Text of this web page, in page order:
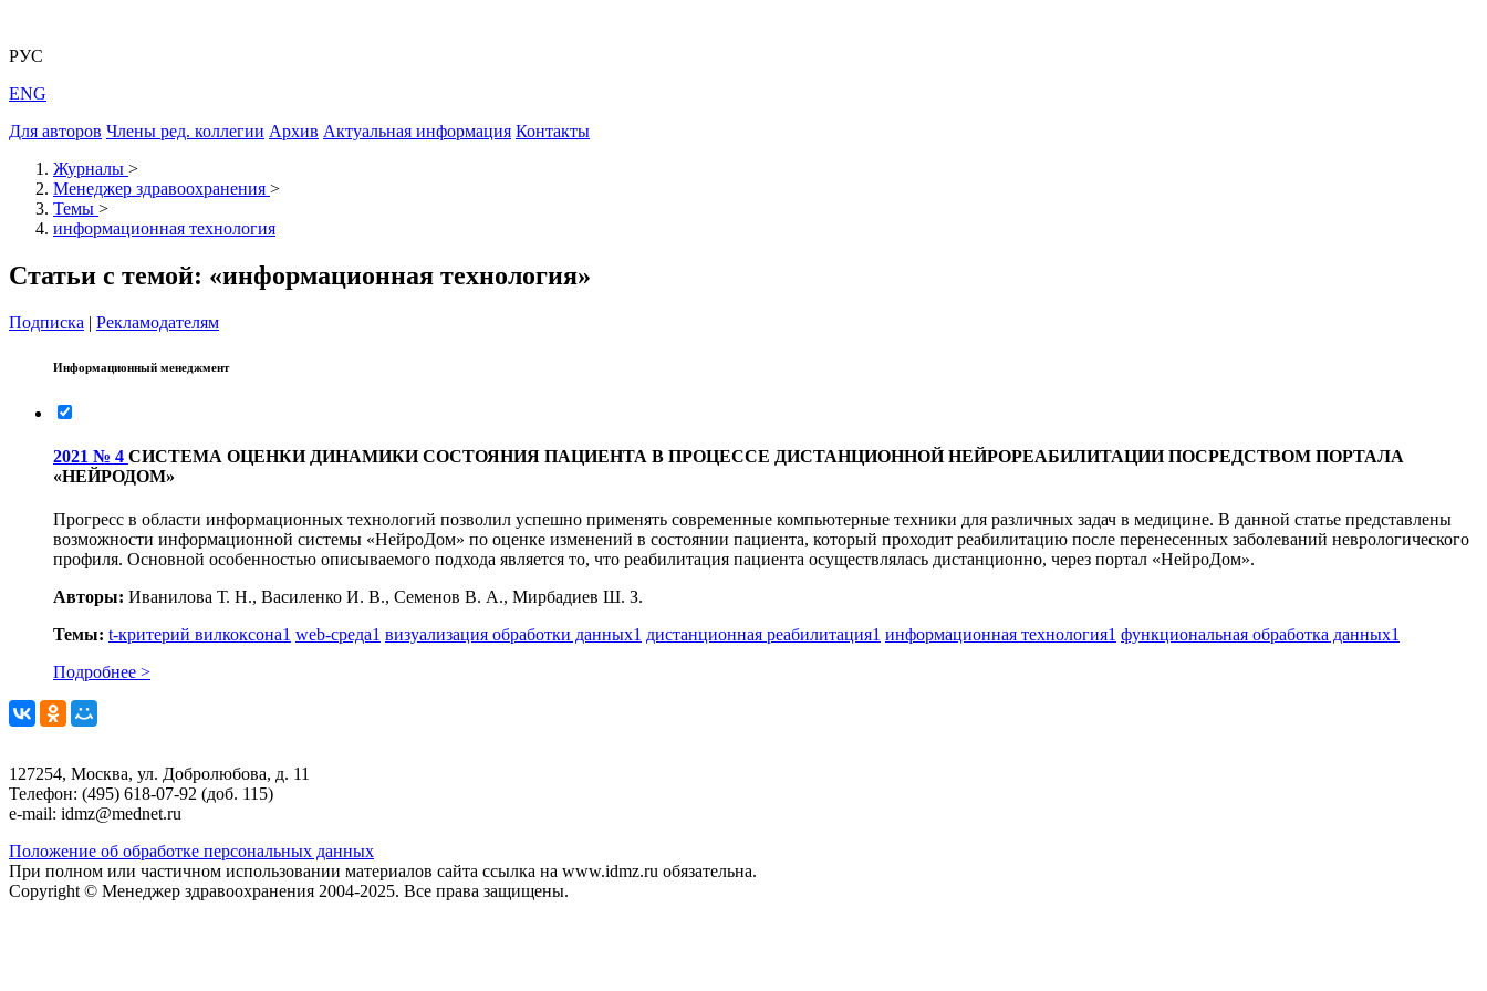
РУС
ENG
Для авторов Члены ред. коллегии Архив Актуальная информация Контакты
Журналы >
Менеджер здравоохранения >
Темы >
информационная технология
Статьи с темой: «информационная технология»
Подписка | Рекламодателям
Информационный менеджмент
2021 № 4 СИСТЕМА ОЦЕНКИ ДИНАМИКИ СОСТОЯНИЯ ПАЦИЕНТА В ПРОЦЕССЕ ДИСТАНЦИОННОЙ НЕЙРОРЕАБИЛИТАЦИИ ПОСРЕДСТВОМ ПОРТАЛА
«НЕЙРОДОМ»
Прогресс в области информационных технологий позволил успешно применять современные компьютерные техники для различных задач в медицине. В данной статье представлены
возможности информационной системы «НейроДом» по оценке изменений в состоянии пациента, который проходит реабилитацию после перенесенных заболеваний неврологического
профиля. Основной особенностью описываемого подхода является то, что реабилитация пациента осуществлялась дистанционно, через портал «НейроДом».
Авторы: Иванилова Т. Н., Василенко И. В., Семенов В. А., Мирбадиев Ш. З.
Темы: t-критерий вилкоксона1 web-среда1 визуализация обработки данных1 дистанционная реабилитация1 информационная технология1 функциональная обработка данных1
Подробнее >
127254, Москва, ул. Добролюбова, д. 11
Телефон: (495) 618-07-92 (доб. 115)
e-mail: idmz@mednet.ru
Положение об обработке персональных данных
При полном или частичном использовании материалов сайта ссылка на www.idmz.ru обязательна.
Copyright © Менеджер здравоохранения 2004-2025. Все права защищены.